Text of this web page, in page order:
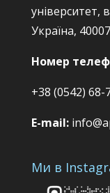
університет,
Україна, 40007
Номер
+38 (0542) 68-
E-mail:
Ми в